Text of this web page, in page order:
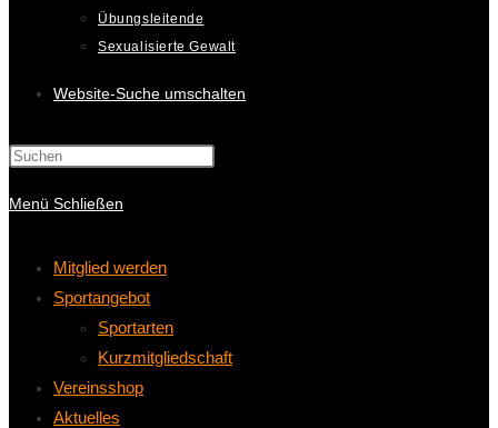
Übungsleitende
Sexualisierte Gewalt
Website-Suche umschalten
Menü Schließen
Mitglied werden
Sportangebot
Sportarten
Kurzmitgliedschaft
Vereinsshop
Aktuelles